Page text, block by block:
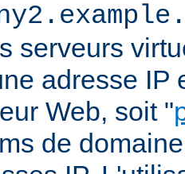
serveurs
adresse IP
Web, soit "
de